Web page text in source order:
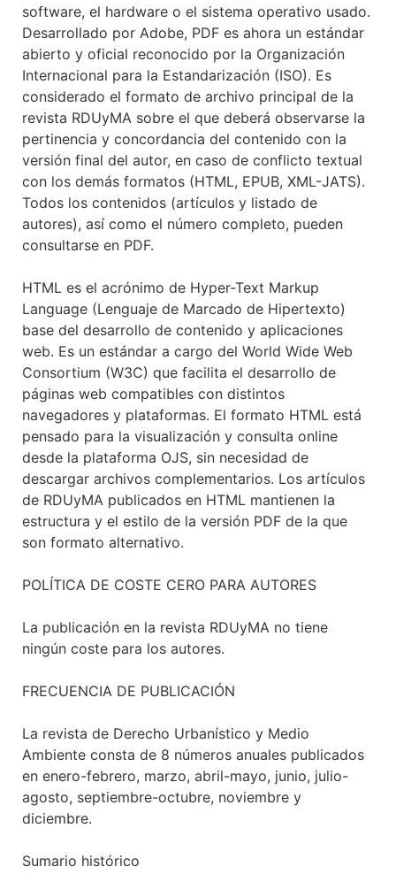
software, el hardware o el sistema operativo usado.
Desarrollado por Adobe, PDF es ahora un estándar
abierto y oficial reconocido por la Organización
Internacional para la Estandarización (ISO). Es
considerado el formato de archivo principal de la
revista RDUyMA sobre el que deberá observarse la
pertinencia y concordancia del contenido con la
versión final del autor, en caso de conflicto textual
con los demás formatos (HTML, EPUB, XML-JATS).
Todos los contenidos (artículos y listado de
autores), así como el número completo, pueden
consultarse en PDF.
HTML es el acrónimo de Hyper-Text Markup
Language (Lenguaje de Marcado de Hipertexto)
base del desarrollo de contenido y aplicaciones
web. Es un estándar a cargo del World Wide Web
Consortium (W3C) que facilita el desarrollo de
páginas web compatibles con distintos
navegadores y plataformas. El formato HTML está
pensado para la visualización y consulta online
desde la plataforma OJS, sin necesidad de
descargar archivos complementarios. Los artículos
de RDUyMA publicados en HTML mantienen la
estructura y el estilo de la versión PDF de la que
son formato alternativo.
POLÍTICA DE COSTE CERO PARA AUTORES
La publicación en la revista RDUyMA no tiene
ningún coste para los autores.
FRECUENCIA DE PUBLICACIÓN
La revista de Derecho Urbanístico y Medio
Ambiente consta de 8 números anuales publicados
en enero-febrero, marzo, abril-mayo, junio, julio-
agosto, septiembre-octubre, noviembre y
diciembre.
Sumario histórico